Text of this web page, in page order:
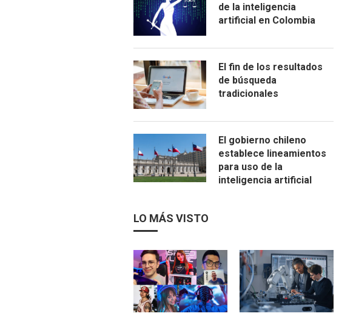
de la inteligencia
artificial en Colombia
El fin de los resultados
de búsqueda
tradicionales
El gobierno chileno
establece lineamientos
para uso de la
inteligencia artificial
LO MÁS VISTO